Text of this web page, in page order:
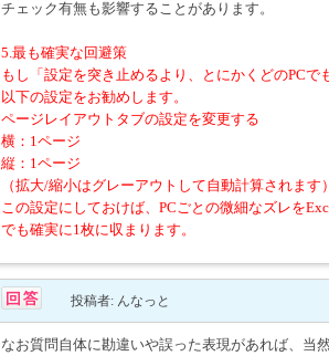
チェック有無も影響することがあります。
5.最も確実な回避策
もし「設定を突き止めるより、とにかくどのPC
以下の設定をお勧めします。
ページレイアウトタブの設定を変更する
横：1ページ
縦：1ページ
（拡大/縮小はグレーアウトして自動計算されます）
この設定にしておけば、PCごとの微細なズレを
でも確実に1枚に収まります。
投稿者: んなっと
なお質問自体に勘違いや誤った表現があれば、当